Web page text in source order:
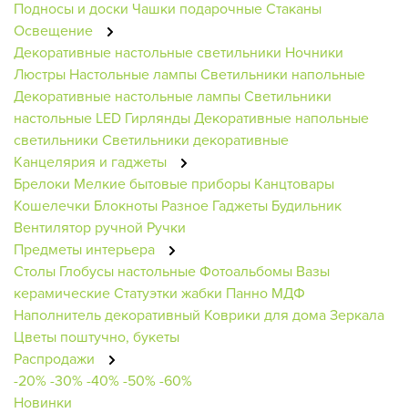
Подносы и доски Чашки подарочныеСтаканы
Освещение
Декоративные настольные светильники Ночники
Люстры Настольные лампыСветильники напольные
Декоративные настольные лампыСветильники
настольные LED ГирляндыДекоративные напольные
светильники Светильники декоративные
Канцелярия и гаджеты
Брелоки Мелкие бытовые приборы Канцтовары
Кошелечки Блокноты Разное Гаджеты Будильник
Вентилятор ручной Ручки
Предметы интерьера
Столы Глобусы настольныеФотоальбомы Вазы
керамическиеСтатуэтки жабки Панно МДФ
Наполнитель декоративный Коврики для домаЗеркала
Цветы поштучно, букеты
Распродажи
-20%-30%-40%-50%-60%
Новинки